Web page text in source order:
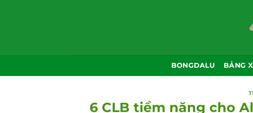
BONGDALU BẢNG
6 CLB tiềm năng cho